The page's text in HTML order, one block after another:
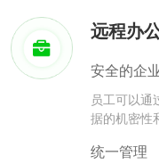
远程办
安全的企
员工可以通
据的机密性
统一管理